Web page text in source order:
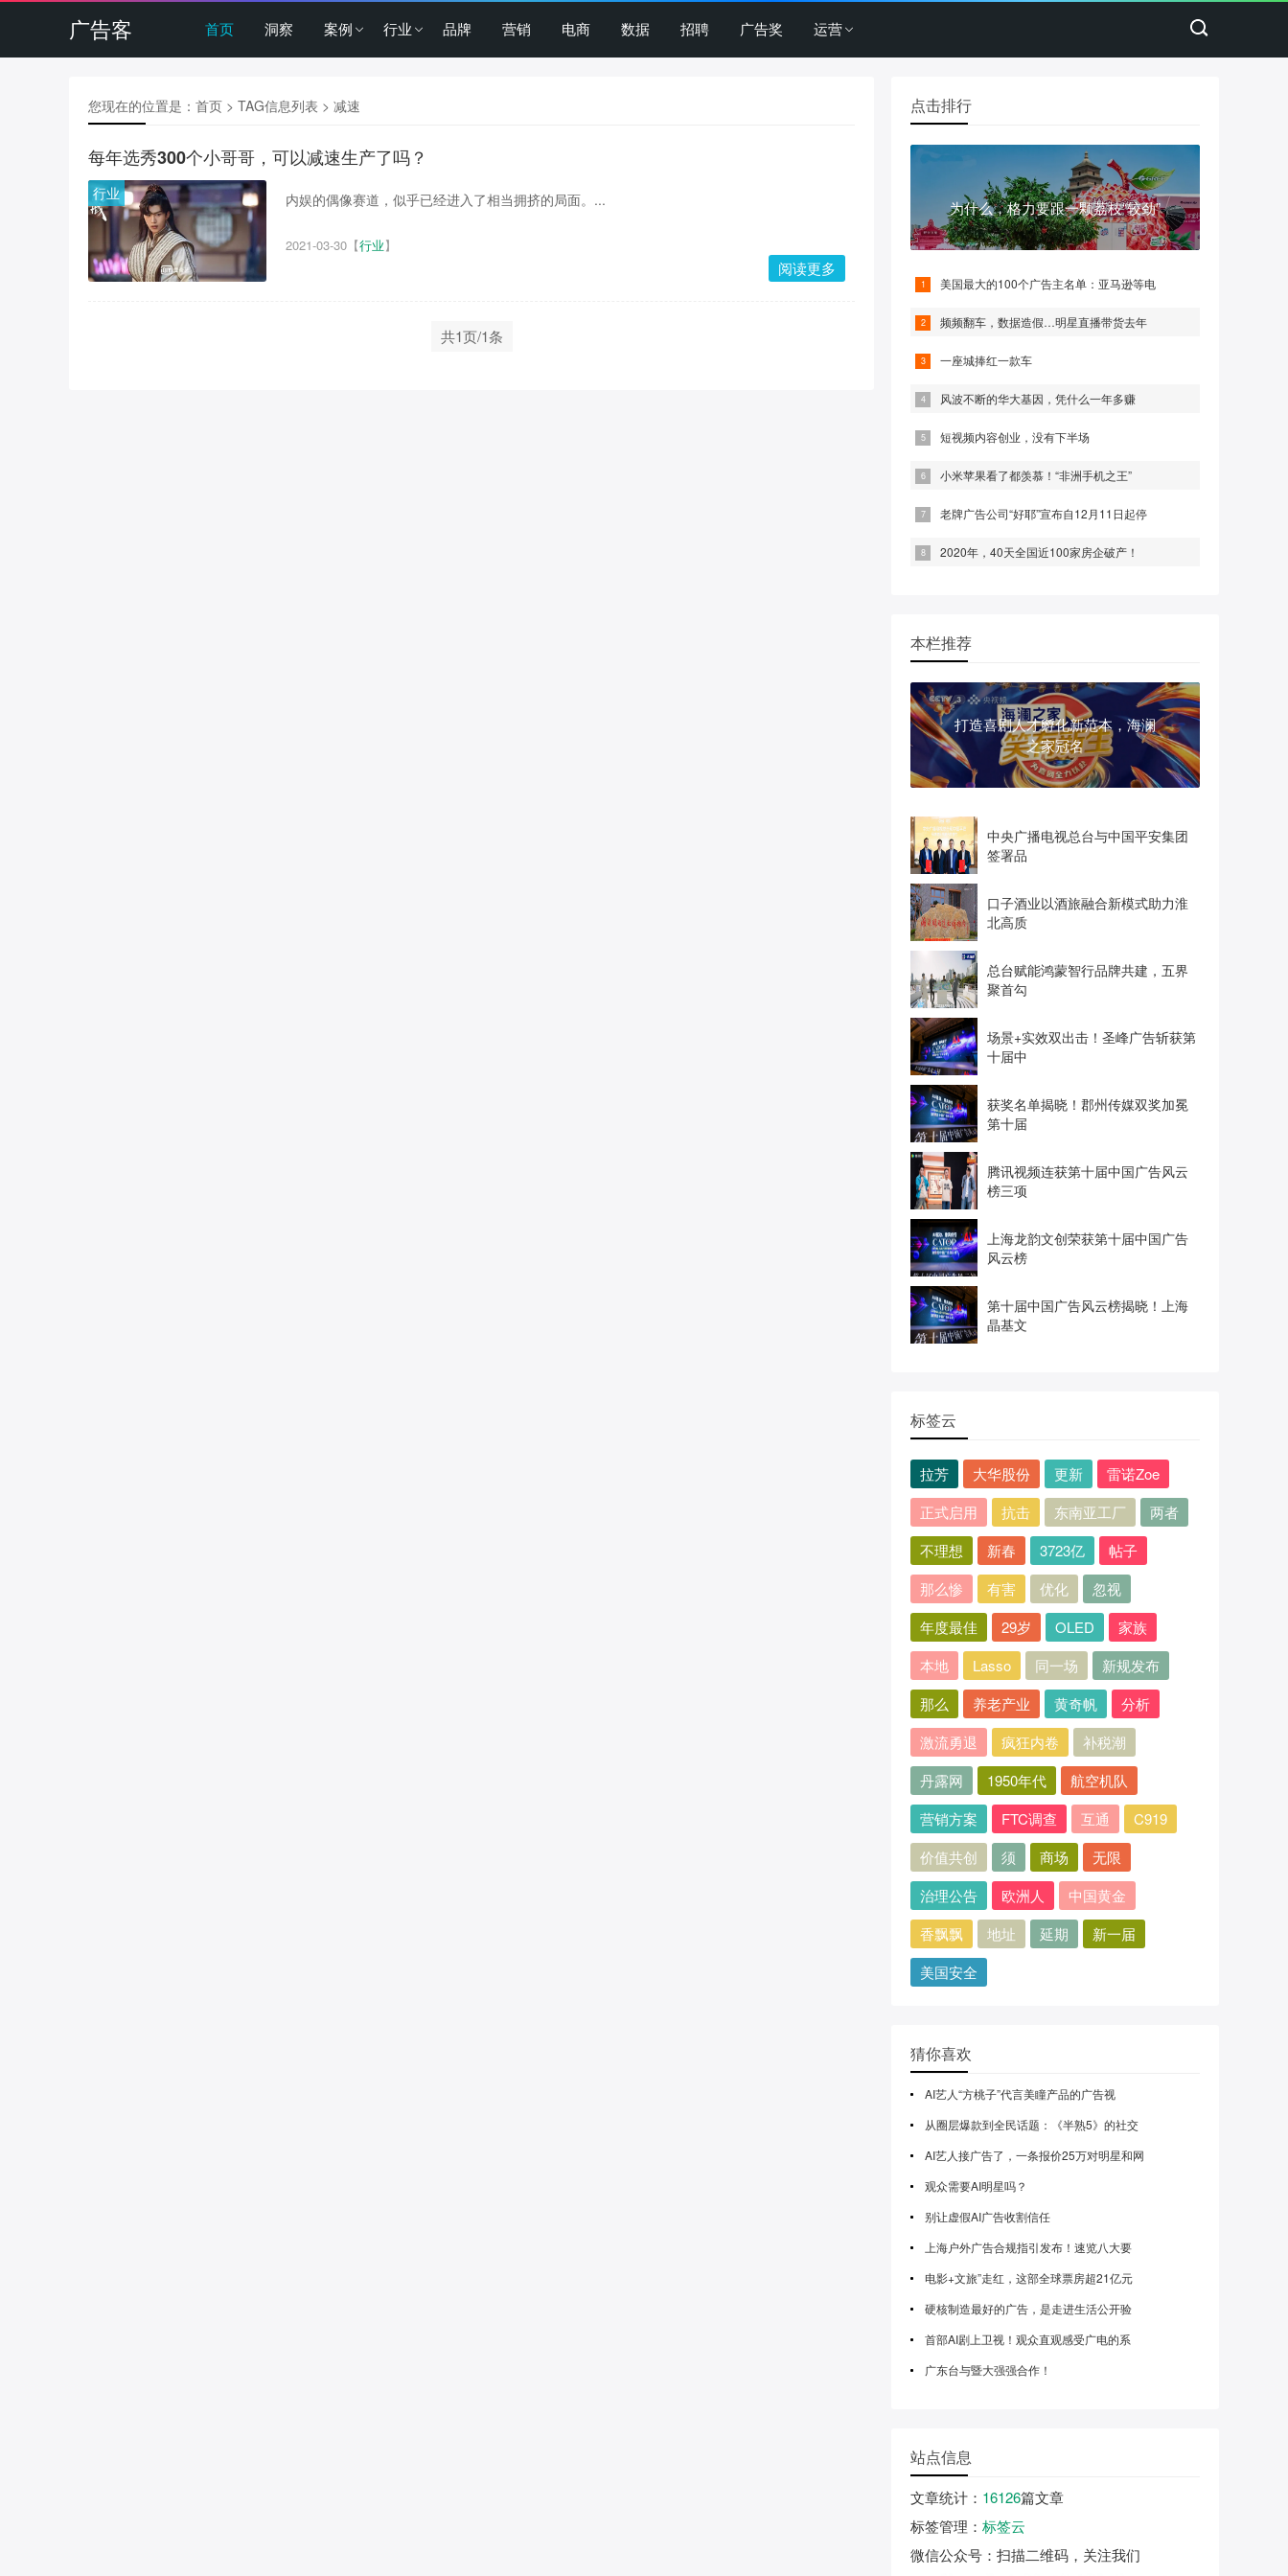
广告客 首页 洞察 案例 行业 品牌 营销 电商 数据 招聘 广告奖 运营
您现在的位置是： 首页 > TAG信息列表 > 减速
每年选秀300个小哥哥，可以减速生产了吗？
行业 内娱的偶像赛道，似乎已经进入了相当拥挤的局面。...
2021-03-30【行业】
阅读更多
共1页/1条
点击排行
为什么，格力要跟一颗荔枝“较劲”
美国最大的100个广告主名单：亚马逊等电
频频翻车，数据造假…明星直播带货去年
一座城捧红一款车
风波不断的华大基因，凭什么一年多赚
短视频内容创业，没有下半场
小米苹果看了都羡慕！“非洲手机之王”
老牌广告公司“好耶”宣布自12月11日起停
2020年，40天全国近100家房企破产！
本栏推荐
打造喜剧人才孵化新范本，海澜
之家冠名
中央广播电视总台与中国平安集团
签署品
口子酒业以酒旅融合新模式助力淮
北高质
总台赋能鸿蒙智行品牌共建，五界
聚首勾
场景+实效双出击！圣峰广告斩获第
十届中
获奖名单揭晓！郡州传媒双奖加冕
第十届
腾讯视频连获第十届中国广告风云
榜三项
上海龙韵文创荣获第十届中国广告
风云榜
第十届中国广告风云榜揭晓！上海
晶基文
标签云
拉芳 大华股份 更新
雷诺Zoe
正式启用
抗击 东南亚工厂
两者
不理想
新春 3723亿
帖子
那么惨
有害 优化
忽视
年度最佳
29岁 OLED
家族
本地
Lasso 同一场
新规发布
那么
养老产业 黄奇帆
分析
激流勇退
疯狂内卷
补税潮
丹露网
1950年代
航空机队
营销方案
FTC调查 互通
C919
价值共创
须 商场
无限
治理公告
欧洲人
中国黄金
香飘飘
地址 延期
新一届
美国安全
猜你喜欢
AI艺人“方桃子”代言美瞳产品的广告视
从圈层爆款到全民话题：《半熟5》的社交
AI艺人接广告了，一条报价25万对明星和网
观众需要AI明星吗？
别让虚假AI广告收割信任
上海户外广告合规指引发布！速览八大要
电影+文旅”走红，这部全球票房超21亿元
硬核制造最好的广告，是走进生活公开验
首部AI剧上卫视！观众直观感受广电的系
广东台与暨大强强合作！
站点信息
文章统计 ： 16126篇文章
标签管理 ： 标签云
微信公众号 ：扫描二维码，关注我们